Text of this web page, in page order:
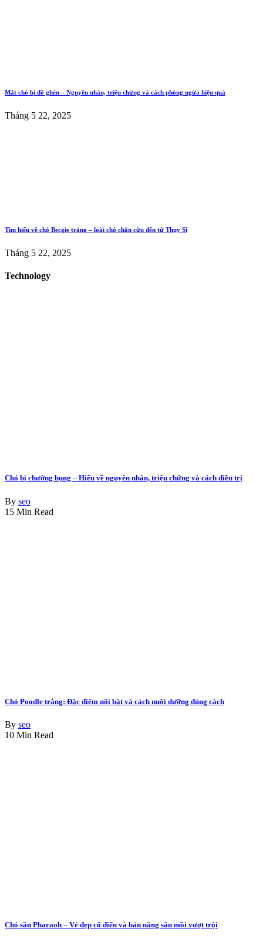
Mắt chó bị đổ ghèn – Nguyên nhân, triệu chứng và cách phòng ngừa hiệu quả
Tháng 5 22, 2025
Tìm hiểu về chó Becgie trắng – loài chó chăn cừu đến từ Thụy Sĩ
Tháng 5 22, 2025
Technology
Chó bị chướng bụng – Hiểu về nguyên nhân, triệu chứng và cách điều trị
By seo
15 Min Read
Chó Poodle trắng: Đặc điểm nổi bật và cách nuôi dưỡng đúng cách
By seo
10 Min Read
Chó săn Pharaoh – Vẻ đẹp cổ điển và bản năng săn mồi vượt trội